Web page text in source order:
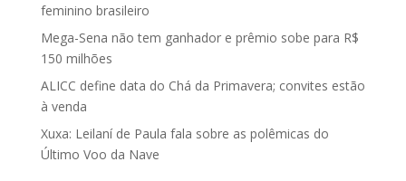
feminino brasileiro
Mega-Sena não tem ganhador e prêmio sobe para R$
150 milhões
ALICC define data do Chá da Primavera; convites estão
à venda
Xuxa: Leilaní de Paula fala sobre as polêmicas do
Último Voo da Nave